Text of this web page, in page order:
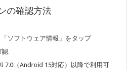
の確認方法
ソフトウェア情報」をタップ
認
7.0（Android 15対応）以降で利用可